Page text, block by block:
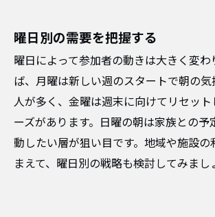
曜日別の需要を把握する
曜日によって参加者の動きは大きく変わ
ば、月曜は新しい週のスタートで朝の
人が多く、金曜は週末に向けてリセット
ーズがあります。日曜の朝は家族との予
動したい層が狙い目です。地域や施設の
まえて、曜日別の戦略も検討してみまし